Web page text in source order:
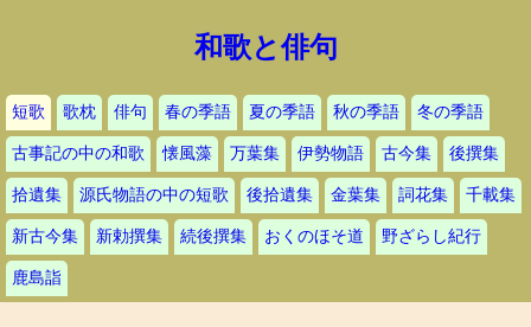
和歌と俳句
短歌 歌枕 俳句 春の季語 夏の季語 秋の季語 冬の季語
古事記の中の和歌 懐風藻 万葉集 伊勢物語 古今集 後撰集
拾遺集 源氏物語の中の短歌 後拾遺集 金葉集 詞花集 千載集
新古今集 新勅撰集 続後撰集 おくのほそ道 野ざらし紀行
鹿島詣